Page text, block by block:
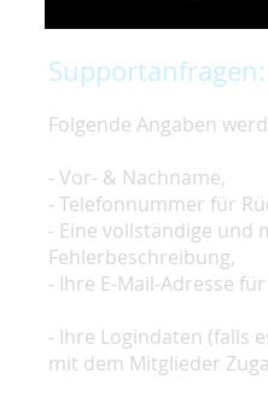
Supportanfragen:
Folgende Angaben
- Vor- & Nachname,
- Telefonnummer für
- Eine vollständige und
Fehlerbeschreibung,
- Ihre E-Mail-Adresse
- Ihre Logindaten (falls
mit dem Mitglieder